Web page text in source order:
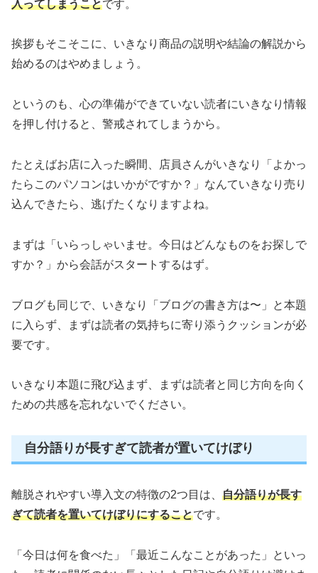
入ってしまうことです。
挨拶もそこそこに、いきなり商品の説明や結論の解説から
始めるのはやめましょう。
というのも、心の準備ができていない読者にいきなり情報
を押し付けると、警戒されてしまうから。
たとえばお店に入った瞬間、店員さんがいきなり「よかっ
たらこのパソコンはいかがですか？」なんていきなり売り
込んできたら、逃げたくなりますよね。
まずは「いらっしゃいませ。今日はどんなものをお探しで
すか？」から会話がスタートするはず。
ブログも同じで、いきなり「ブログの書き方は〜」と本題
に入らず、まずは読者の気持ちに寄り添うクッションが必
要です。
いきなり本題に飛び込まず、まずは読者と同じ方向を向く
ための共感を忘れないでください。
自分語りが長すぎて読者が置いてけぼり
離脱されやすい導入文の特徴の2つ目は、 自分語りが長す
ぎて読者を置いてけぼりにすることです。
「今日は何を食べた」「最近こんなことがあった」といっ